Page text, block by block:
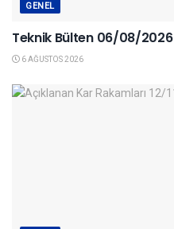
GENEL
Teknik Bülten 06/08/2026
6 AĞUSTOS 2026